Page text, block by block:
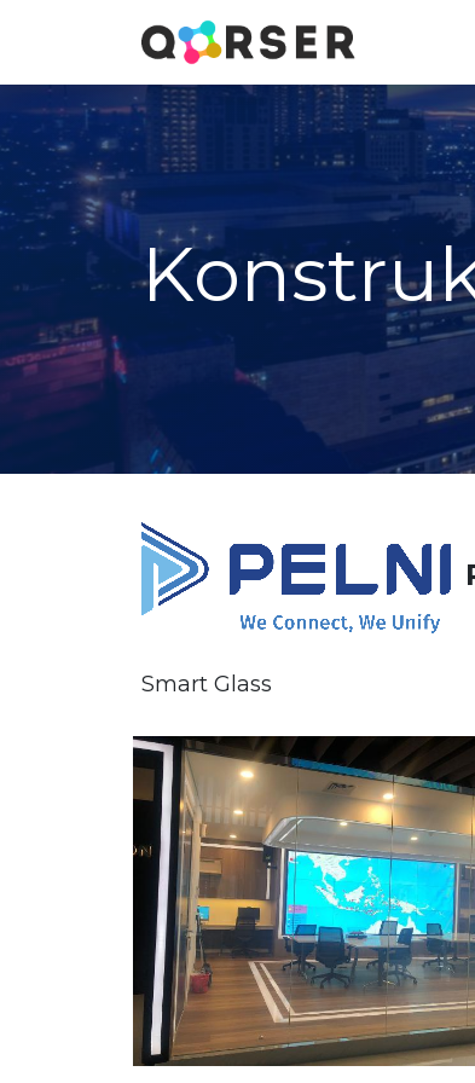
Smart Glass